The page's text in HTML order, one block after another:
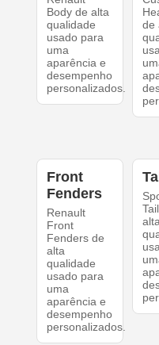
Body de alta
qualidade
usado para
uma
aparência e
desempenho
personalizados.
de
Front
Fenders
Renault
Front
Fenders de
alta
qualidade
usado para
uma
aparência e
desempenho
personalizados.
alta